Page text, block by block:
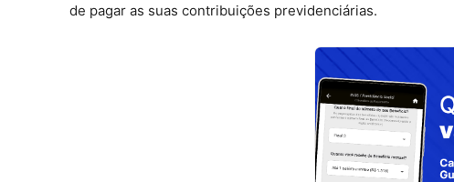
de pagar as suas contribuições previdenciárias.